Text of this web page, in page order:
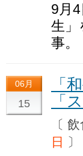
9月
生」
事。
06月
15
「
「
〔
日
〕